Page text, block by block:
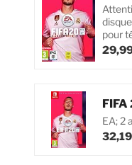
pour
FIFA
EA; 2